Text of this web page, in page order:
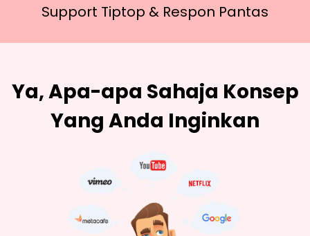
Support Tiptop & Respon Pantas
Ya, Apa-apa Sahaja Konsep
Yang Anda Inginkan